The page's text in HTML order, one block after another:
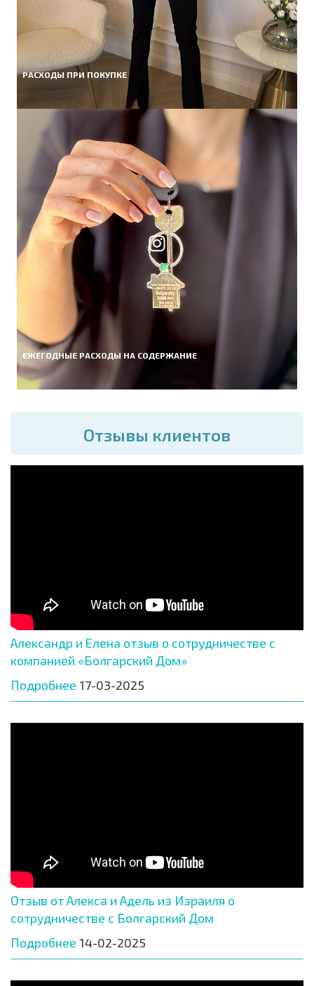
РАСХОДЫ ПРИ ПОКУПКЕ
ЕЖЕГОДНЫЕ РАСХОДЫ НА СОДЕРЖАНИЕ
Отзывы клиентов
Александр и Елена отзыв о сотрудничестве с
компанией «Болгарский Дом»
Подробнее 17-03-2025
Отзыв от Алекса и Адель из Израиля о
сотрудничестве с Болгарский Дом
Подробнее 14-02-2025